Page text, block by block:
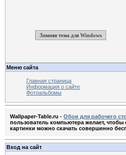
Зимняя тема для Windows
Меню сайта
Главная страница
Информация о сайте
Фотоальбомы
Wallpaper-Table.ru - Обои для рабочего
пользователь компьютера желает,
картинки можно скачать совершенно
Вход на сайт